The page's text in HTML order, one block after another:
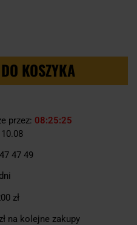
DO KOSZYKA
przez: 08 25 24
47 49
zł
na kolejne zakupy